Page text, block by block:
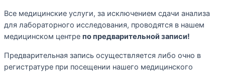
Все медицинские услуги, за исключением сдачи анализа
для лабораторного исследования, проводятся в нашем
медицинском центре по предварительной записи!
Предварительная запись осуществляется либо очно в
регистратуре при посещении нашего медицинского